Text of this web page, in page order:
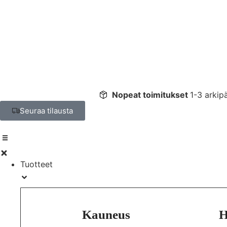
Nopeat toimitukset 1-3
Seuraa tilausta
Tuotteet
Kauneus